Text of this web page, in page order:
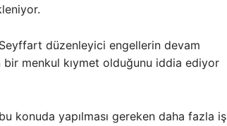
Seyffart düzenleyici engellerin devam
bir menkul kıymet olduğunu iddia ediyor
konuda yapılması gereken daha fazla iş